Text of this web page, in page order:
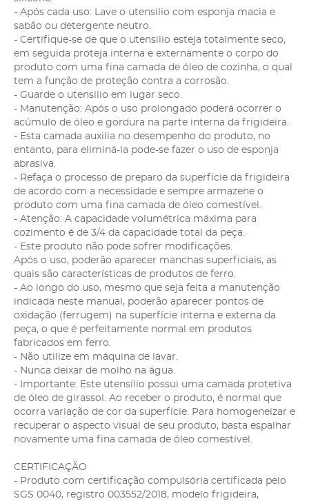
- Após cada uso: Lave o utensilio com esponja macia e
sabão ou detergente neutro.
- Certifique-se de que o utensilio esteja totalmente seco,
em seguida proteja interna e externamente o corpo do
produto com uma fina camada de óleo de cozinha, o qual
tem a função de proteção contra a corrosão.
- Guarde o utensilio em lugar seco.
- Manutenção: Após o uso prolongado poderá ocorrer o
acúmulo de óleo e gordura na parte interna da frigideira.
- Esta camada auxilia no desempenho do produto, no
entanto, para eliminá-la pode-se fazer o uso de esponja
abrasiva.
- Refaça o processo de preparo da superfície da frigideira
de acordo com a necessidade e sempre armazene o
produto com uma fina camada de óleo comestível.
- Atenção: A capacidade volumétrica máxima para
cozimento é de 3/4 da capacidade total da peça.
- Este produto não pode sofrer modificações.
Após o uso, poderão aparecer manchas superficiais, as
quais são características de produtos de ferro.
- Ao longo do uso, mesmo que seja feita a manutenção
indicada neste manual, poderão aparecer pontos de
oxidação (ferrugem) na superfície interna e externa da
peça, o que é perfeitamente normal em produtos
fabricados em ferro.
- Não utilize em máquina de lavar.
- Nunca deixar de molho na água.
- Importante: Este utensílio possui uma camada protetiva
de óleo de girassol. Ao receber o produto, é normal que
ocorra variação de cor da superfície. Para homogeneizar e
recuperar o aspecto visual de seu produto, basta espalhar
novamente uma fina camada de óleo comestível.
CERTIFICAÇÃO
- Produto com certificação compulsória certificada pelo
SGS 0040, registro 003552/2018, modelo frigideira,